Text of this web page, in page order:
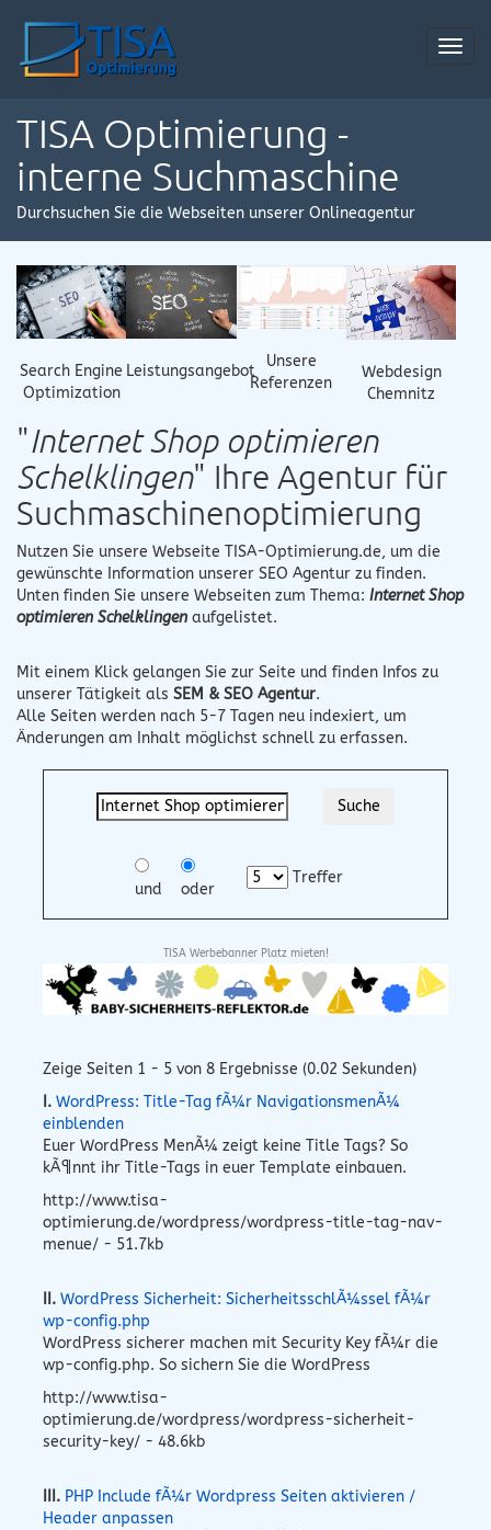
TISA Optimierung -
interne Suchmaschine
Durchsuchen Sie die Webseiten unserer Onlineagentur
Search Engine
Optimization
Leistungsangebot
Unsere
Referenzen
Webdesign
Chemnitz
"Internet Shop optimieren
Schelklingen" Ihre Agentur für
Suchmaschinenoptimierung
Nutzen Sie unsere Webseite TISA-Optimierung.de, um die
gewünschte Information unserer SEO Agentur zu finden.
Unten finden Sie unsere Webseiten zum Thema: Internet Shop
optimieren Schelklingen aufgelistet.
Mit einem Klick gelangen Sie zur Seite und finden Infos zu
unserer Tätigkeit als SEM & SEO Agentur.
Alle Seiten werden nach 5-7 Tagen neu indexiert, um
Änderungen am Inhalt möglichst schnell zu erfassen.
und oder
Treffer
TISA Werbebanner Platz mieten!
Zeige Seiten 1 - 5 von 8 Ergebnisse (0.02 Sekunden)
I. WordPress: Title-Tag fÃ¼r NavigationsmenÃ¼
einblenden
Euer WordPress MenÃ¼ zeigt keine Title Tags? So
kÃ¶nnt ihr Title-Tags in euer Template einbauen.
http://www.tisa-
optimierung.de/wordpress/wordpress-title-tag-nav-
menue/ - 51.7kb
II. WordPress Sicherheit: SicherheitsschlÃ¼ssel fÃ¼r
wp-config.php
WordPress sicherer machen mit Security Key fÃ¼r die
wp-config.php. So sichern Sie die WordPress
http://www.tisa-
optimierung.de/wordpress/wordpress-sicherheit-
security-key/ - 48.6kb
III. PHP Include fÃ¼r Wordpress Seiten aktivieren /
Header anpassen